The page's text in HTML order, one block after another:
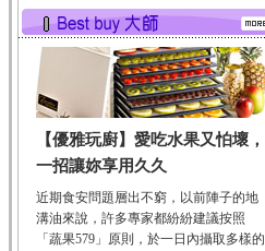
有蛋白質、脂肪、磷...
鮪魚
鮪魚肚肉中的不飽和脂
肪酸內富含EPA和DH...
韭菜
韭菜所含的膳食纖維能
幫助消化與通便；揮...
冬瓜
冬瓜營養價值高，鈉含
量極低是水腫病人的...
【優雅玩廚】愛吃水果又怕壞，
一招讓妳享用久久
近期食安問題層出不窮，以前陣子的地
溝油來說，許多專家都紛紛建議按照
「蔬果579」原則，於一日內攝取多樣的